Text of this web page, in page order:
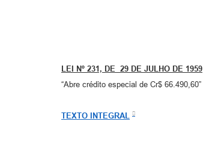
LEI Nº 231, DE 29 DE JULHO DE 1959
“Abre crédito especial de Cr$ 66.490,60”
TEXTO INTEGRAL